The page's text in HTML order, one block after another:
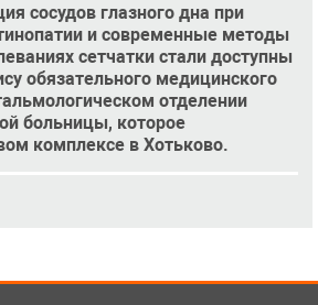
сосудов глазного дна при
и современные методы
сетчатки стали доступны
обязательного медицинского
отделении
больницы, которое
комплексе в Хотьково.